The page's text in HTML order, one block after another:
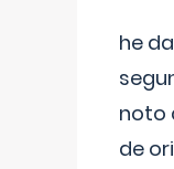
he
noto
de